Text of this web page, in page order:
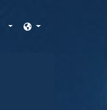
Materiales